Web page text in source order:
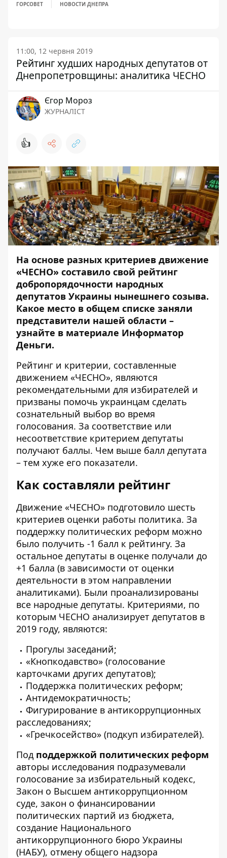
ГОРСОВЕТ НОВОСТИ ДНЕПРА
11:00, 12 червня 2019
Рейтинг худших народных депутатов от
Днепропетровщины: аналитика ЧЕСНО
Єгор Мороз
ЖУРНАЛІСТ
👍
На основе разных критериев движение
«ЧЕСНО» составило свой рейтинг
добропорядочности народных
депутатов Украины нынешнего созыва.
Какое место в общем списке заняли
представители нашей области –
узнайте в материале Информатор
Деньги.
Рейтинг и критерии, составленные
движением «ЧЕСНО», являются
рекомендательными для избирателей и
призваны помочь украинцам сделать
сознательный выбор во время
голосования. За соответствие или
несоответствие критерием депутаты
получают баллы. Чем выше балл депутата
– тем хуже его показатели.
Как составляли рейтинг
Движение «ЧЕСНО» подготовило шесть
критериев оценки работы политика. За
поддержку политических реформ можно
было получить -1 балл к рейтингу. За
остальное депутаты в оценке получали до
+1 балла (в зависимости от оценки
деятельности в этом направлении
аналитиками). Были проанализированы
все народные депутаты. Критериями, по
которым ЧЕСНО анализирует депутатов в
2019 году, являются:
Прогулы заседаний;
«Кнопкодавство» (голосование
карточками других депутатов);
Поддержка политических реформ;
Антидемократичность;
Фигурирование в антикоррупционных
расследованиях;
«Гречкосейство» (подкуп избирателей).
Под поддержкой политических реформ
авторы исследования подразумевали
голосование за избирательный кодекс,
Закон о Высшем антикоррупционном
суде, закон о финансировании
политических партий из бюджета,
создание Национального
антикоррупционного бюро Украины
(НАБУ), отмену общего надзора